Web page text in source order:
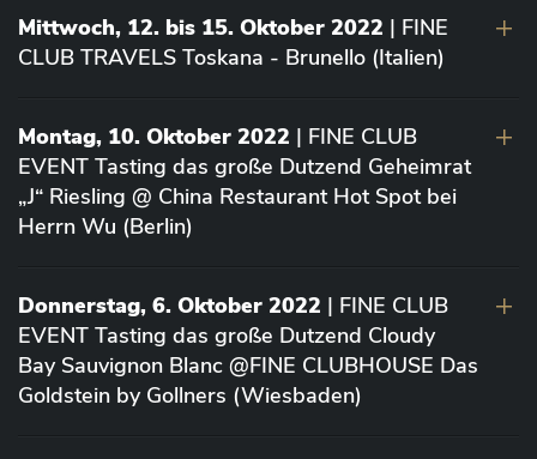
Mittwoch, 12. bis 15. Oktober 2022 | FINE
CLUB TRAVELS Toskana - Brunello (Italien)
Montag, 10. Oktober 2022 | FINE CLUB
EVENT Tasting das große Dutzend Geheimrat
„J“ Riesling @ China Restaurant Hot Spot bei
Herrn Wu (Berlin)
Donnerstag, 6. Oktober 2022 | FINE CLUB
EVENT Tasting das große Dutzend Cloudy
Bay Sauvignon Blanc @FINE CLUBHOUSE Das
Goldstein by Gollners (Wiesbaden)